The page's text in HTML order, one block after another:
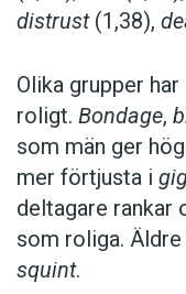
distrust(1,38),
Olika grupper
roligt. Bondage,
som män ger
mer förtjusta i
deltagare rankar
som roliga.
squint.